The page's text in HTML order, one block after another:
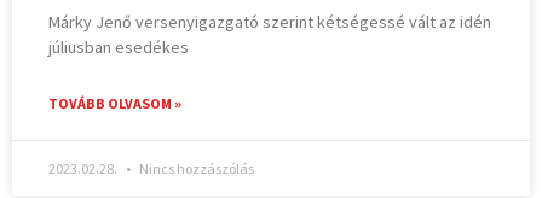
Márky Jenő versenyigazgató szerint kétségessé vált az idén
júliusban esedékes
TOVÁBB OLVASOM »
2023.02.28. Nincs hozzászólás